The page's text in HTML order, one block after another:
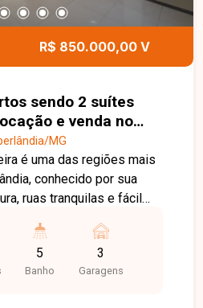
R$ 850.000,00 V
sendo 2 suítes
e venda no
em Uberlândia-
MG
é uma das regiões mais
conhecido por sua
ruas tranquilas e fácil
com
farmácias, restaurantes
praticidade e
5
Banho
3
Garagens